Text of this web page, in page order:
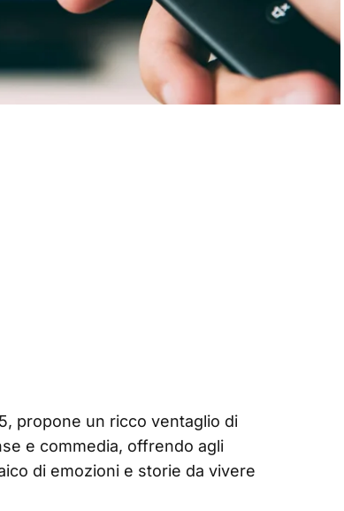
propone un ricco ventaglio di
e commedia, offrendo agli
di emozioni e storie da vivere